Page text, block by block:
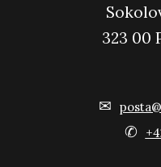
323 00
✉
✆